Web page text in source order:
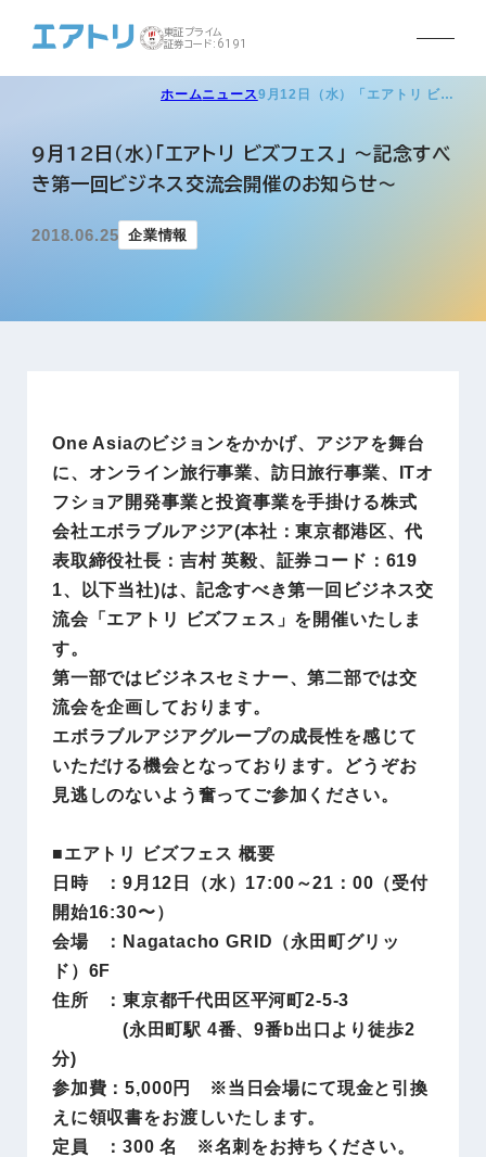
東証プライム
証券コード:6191
ホームニュース9月12日（水）「エアトリ ビ…
9月12日（水）「エアトリ ビズフェス」 〜記念すべ
き第一回ビジネス交流会開催のお知らせ〜
2018.06.25 企業情報
One Asiaのビジョンをかかげ、アジアを舞台
に、オンライン旅行事業、訪日旅行事業、ITオ
フショア開発事業と投資事業を手掛ける株式
会社エボラブルアジア(本社：東京都港区、代
表取締役社長：吉村 英毅、証券コード：619
1、以下当社)は、記念すべき第一回ビジネス交
流会「エアトリ ビズフェス」を開催いたしま
す。
第一部ではビジネスセミナー、第二部では交
流会を企画しております。
エボラブルアジアグループの成長性を感じて
いただける機会となっております。どうぞお
見逃しのないよう奮ってご参加ください。
■エアトリ ビズフェス 概要
日時 ：9月12日（水）17:00～21：00（受付
開始16:30〜）
会場 ：Nagatacho GRID（永田町グリッ
ド）6F
住所 ：東京都千代田区平河町2-5-3
(永田町駅 4番、9番b出口より徒歩2
分)
参加費：5,000円 ※当日会場にて現金と引換
えに領収書をお渡しいたします。
定員 ：300 名 ※名刺をお持ちください。